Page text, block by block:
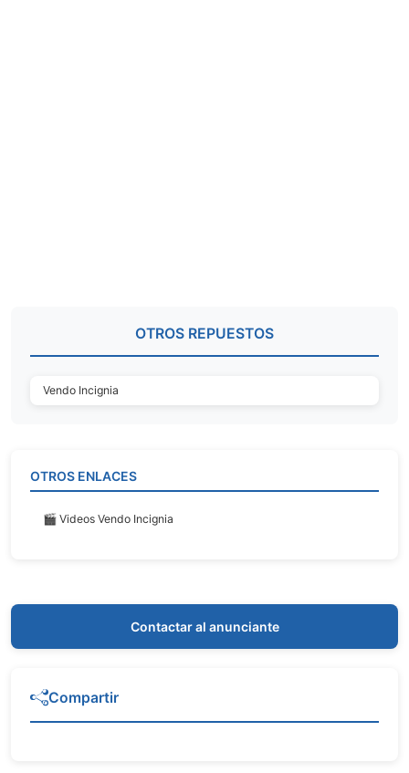
OTROS REPUESTOS
Vendo Incignia
OTROS ENLACES
🎬 Videos Vendo Incignia
Contactar al anunciante
Compartir